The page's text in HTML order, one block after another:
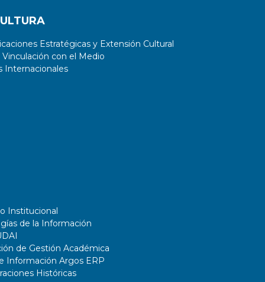
Estratégicas y Extensión Cultural
con el Medio
Internacionales
Institucional
de la Información
de Gestión Académica
Información Argos ERP
Históricas